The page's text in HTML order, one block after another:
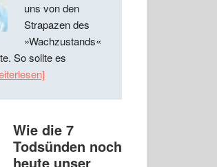
uns von den
Strapazen des
»Wachzustands«
So sollte es
Wie die 7
Todsünden noch
heute unser